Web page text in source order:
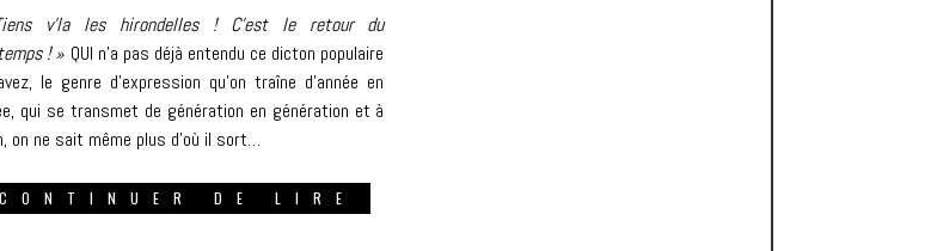
v’la les hirondelles ! C’est le retour du
! » QUI n’a pas déjà entendu ce dicton populaire
le genre d’expression qu’on traîne d’année en
qui se transmet de génération en génération et à
on ne sait même plus d’où il sort…
CONTINUER DE LIRE